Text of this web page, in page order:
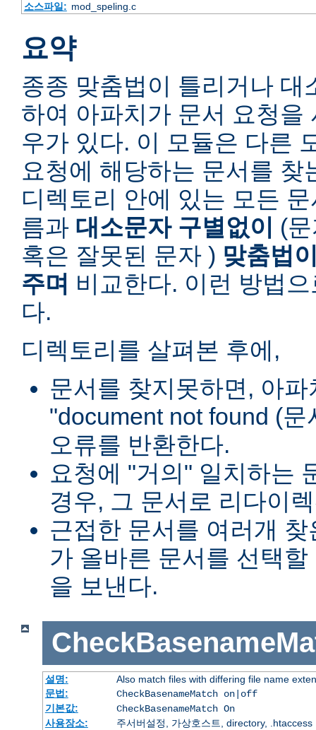
소스파일: mod_speling.c
요약
종종 맞춤법이 틀리거나 대
하여 아파치가 문서 요청을
우가 있다. 이 모듈은 다른
요청에 해당하는 문서를 찾
디렉토리 안에 있는 모든
름과 대소문자 구별없이
(
혹은 잘못된 문자 ) 맞춤법
주며 비교한다. 이런 방법
다.
디렉토리를 살펴본 후에,
문서를 찾지못하면, 아
"document not found (
오류를 반환한다.
요청에 "거의" 일치하는
경우, 그 문서로 리다이
근접한 문서를 여러개
가 올바른 문서를 선택
을 보낸다.
설명:
Also match files with differing file name
문법:
CheckBasenameMatch on|off
기본값:
CheckBasenameMatch On
사용장소:
주서버설정, 가상호스트, directory, .htaccess